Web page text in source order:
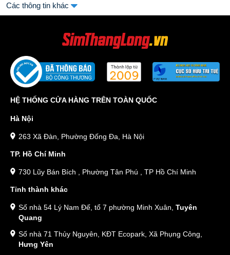
Các thông tin khác
HỆ THỐNG CỬA HÀNG TRÊN TOÀN QUỐC
Hà Nội
263 Xã Đàn, Phường Đống Đa, Hà Nội
TP. Hồ Chí Minh
730 Lũy Bán Bích , Phường Tân Phú , TP Hồ Chí Minh
Tỉnh thành khác
Số nhà 54 Lý Nam Đế, tổ 7 phường Minh Xuân, Tuyên
Quang
Số nhà 71 Thủy Nguyên, KĐT Ecopark, Xã Phụng Công,
Hưng Yên